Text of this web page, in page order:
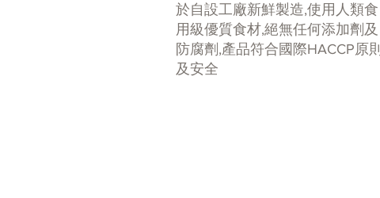
於自設工廠新鮮製造,使用人類食
用級優質食材,絕無任何添加劑及
防腐劑,產品符合國際HACCP原則
及安全